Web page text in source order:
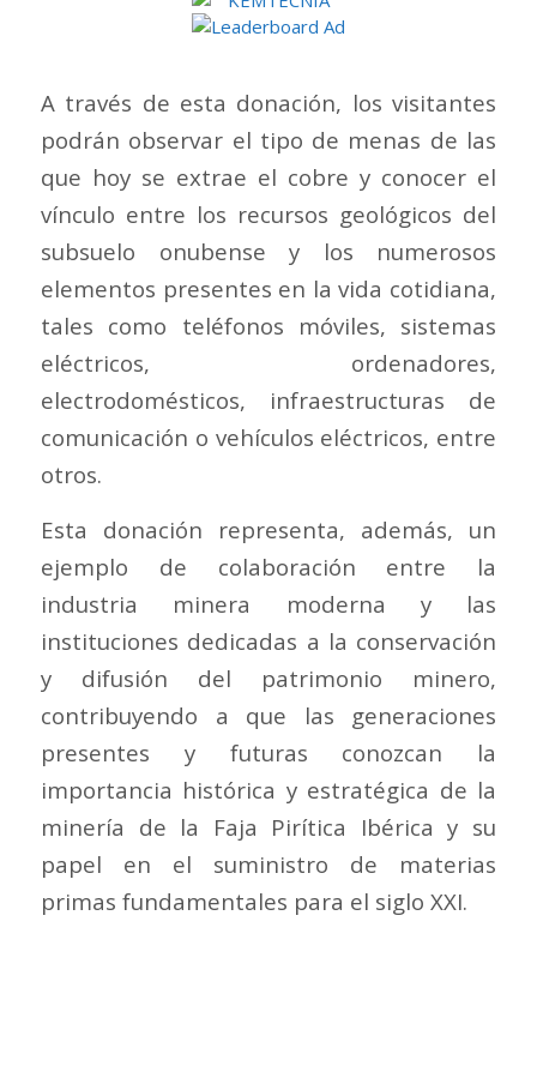
A través de esta donación, los visitantes
podrán observar el tipo de menas de las
que hoy se extrae el cobre y conocer el
vínculo entre los recursos geológicos del
subsuelo onubense y los numerosos
elementos presentes en la vida cotidiana,
tales como teléfonos móviles, sistemas
eléctricos, ordenadores,
electrodomésticos, infraestructuras de
comunicación o vehículos eléctricos, entre
otros.
Esta donación representa, además, un
ejemplo de colaboración entre la
industria minera moderna y las
instituciones dedicadas a la conservación
y difusión del patrimonio minero,
contribuyendo a que las generaciones
presentes y futuras conozcan la
importancia histórica y estratégica de la
minería de la Faja Pirítica Ibérica y su
papel en el suministro de materias
primas fundamentales para el siglo XXI.